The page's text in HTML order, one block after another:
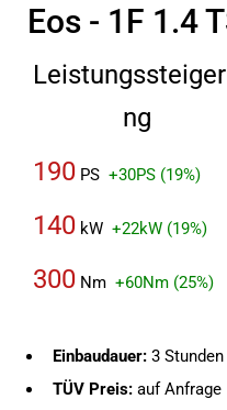
Eos - 1F 1.4
ng
190 PS +30PS (19%)
140 kW +22kW (19%)
300 Nm +60Nm (25%)
Einbaudauer:3 Stunden
TÜV Preis:auf Anfrage